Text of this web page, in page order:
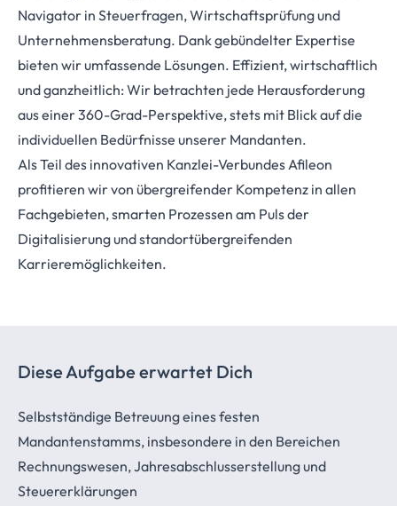
Navigator in Steuerfragen, Wirtschaftsprüfung und
Unternehmensberatung. Dank gebündelter Expertise
bieten wir umfassende Lösungen. Effizient, wirtschaftlich
und ganzheitlich: Wir betrachten jede Herausforderung
aus einer 360-Grad-Perspektive, stets mit Blick auf die
individuellen Bedürfnisse unserer Mandanten.
Als Teil des innovativen Kanzlei-Verbundes Afileon
profitieren wir von übergreifender Kompetenz in allen
Fachgebieten, smarten Prozessen am Puls der
Digitalisierung und standortübergreifenden
Karrieremöglichkeiten.
Diese Aufgabe erwartet Dich
Selbstständige Betreuung eines festen
Mandantenstamms, insbesondere in den Bereichen
Rechnungswesen, Jahresabschlusserstellung und
Steuererklärungen